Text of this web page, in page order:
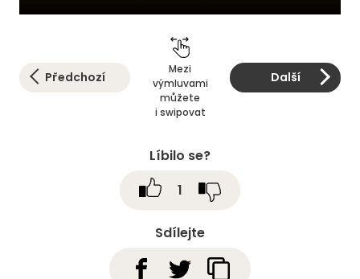
Předchozí
Mezi
výmluvami
můžete
i swipovat
Další
Sdílejte
Líbilo se?
1